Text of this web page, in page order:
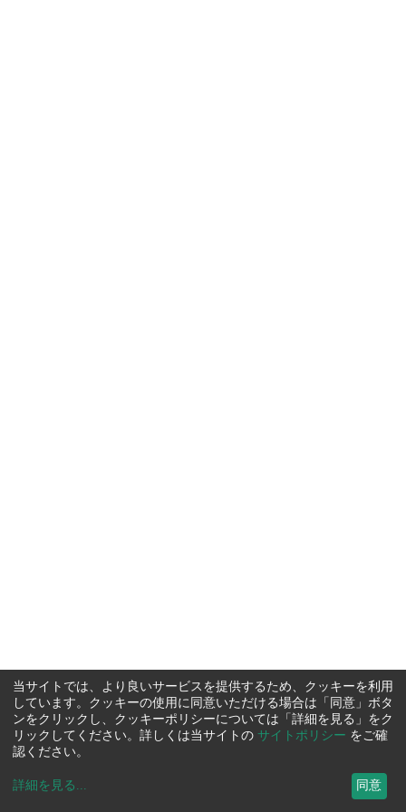
当サイトでは、より良いサービスを提供するため、クッキーを利用
しています。クッキーの使用に同意いただける場合は「同意」ボタ
ンをクリックし、クッキーポリシーについては「詳細を見る」をク
リックしてください。詳しくは当サイトの サイトポリシー をご確
認ください。
詳細を見る ... 同意